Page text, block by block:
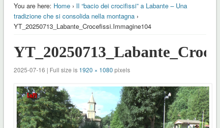
You are here: Home› Il “bacio dei crocifissi” a Labante – Una
tradizione che si consolida nella montagna›
YT_20250713_Labante_Crocefissi.Immagine104
2025-07-16 | Full size is 1920 × 1080 pixels